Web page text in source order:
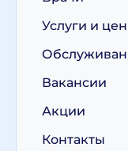
Услуги и
Вакансии
Акции
Контакты